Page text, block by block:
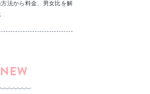
方法から料金、男女比を解
NEW